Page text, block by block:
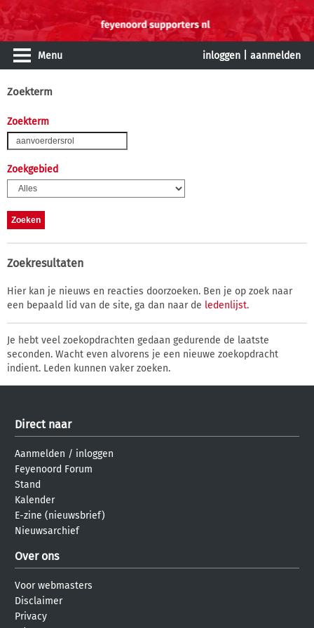
Menu inloggen aanmelden
Zoekterm
Zoekterm
Zoekgebied
Zoekresultaten
Hier kan je nieuws en reacties doorzoeken. Ben je op zoek naar
een bepaald lid van de site, ga dan naar de ledenlijst.
Je hebt veel zoekopdrachten gedaan gedurende de laatste
seconden. Wacht even alvorens je een nieuwe zoekopdracht
indient. Leden kunnen vaker zoeken.
Direct naar
Aanmelden / inloggen
Feyenoord Forum
Stand
Kalender
E-zine (nieuwsbrief)
Nieuwsarchief
Over ons
Voor webmasters
Disclaimer
Privacy